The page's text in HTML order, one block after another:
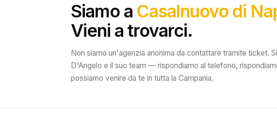
Siamo a Casalnuovo di
Vieni a trovarci.
Non siamo un'agenzia anonima da contattare tramite ticket.
D'Angelo e il suo team — rispondiamo al telefono,
possiamo venire da te in tutta la Campania.